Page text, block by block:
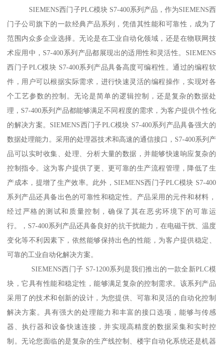
SIEMENS西门子PLC模块 S7-400系列产品，作为SIEMENS西
门子公司旗下的一款经典产品系列，凭借其性能和可靠性，成为了
范围内众多企业选择。无论是在工业自动化领域，还是在物联网技
术应用中，S7-400系列产品都展现出的适用性和灵活性。SIEMENS
西门子PLC模块 S7-400系列产品具备高度可编程性。通过的编程软
件，用户可以根据实际需求，进行快速灵活的编程操作，实现对各
个工艺参数的控制。无论是简单的逻辑控制，还是复杂的数据处
理，S7-400系列产品都能够满足不同程度的需求，为客户提供个性化
的解决方案。SIEMENS西门子PLC模块 S7-400系列产品具备强大的
数据处理能力。采用的处理器技术和高速的通信接口，S7-400系列产
品可以实时收集、处理、分析大量的数据，并能够快速响应复杂的
控制指令。这为客户提供了更、更可靠的生产流程管理，降低了生
产成本，提增了生产效率。此外，SIEMENS西门子PLC模块 S7-400
系列产品还具备出色的可靠性和稳定性。产品采用的元件和材料，
经过严格的测试和质量控制，确保了其在恶劣环境下的可靠运
行。，S7-400系列产品还具备良好的抗干扰能力，在电磁干扰、温度
变化等不利因素下，依然能够保持出色的性能，为客户提供稳定、
可靠的工业自动化解决方案。
SIEMENS西门子 S7-1200系列是我们推出的一款全新PLC模
块，它具有性能和稳定性，能够满足复杂的控制需求。该系列产品
采用了的技术和创新的设计，为您提供、可靠和灵活的自动化控制
解决方案。具有强大的处理能力和丰富的接口选项，能够与传感
器、执行器和设备快速连接，并实现高精度的数据采集和实时控
制。无论您面临的是复杂的生产线控制、楼宇自动化系统还是机器